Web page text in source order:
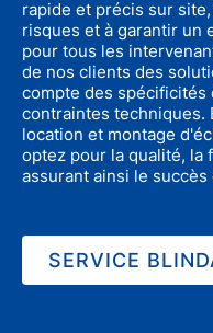
rapide et précis sur
risques et à garantir un
pour tous les
de nos clients des
compte des spécificités
contraintes techniques.
location et montage
optez pour la qualité, la
assurant ainsi le
SERVICE